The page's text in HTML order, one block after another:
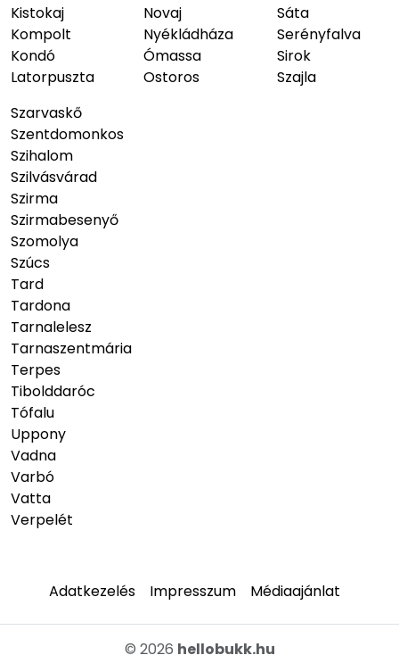
Kistokaj
Kompolt
Kondó
Latorpuszta
Novaj
Nyékládháza
Ómassa
Ostoros
Sáta
Serényfalva
Sirok
Szajla
Szarvaskő
Szentdomonkos
Szihalom
Szilvásvárad
Szirma
Szirmabesenyő
Szomolya
Szúcs
Tard
Tardona
Tarnalelesz
Tarnaszentmária
Terpes
Tibolddaróc
Tófalu
Uppony
Vadna
Varbó
Vatta
Verpelét
Adatkezelés Impresszum Médiaajánlat
© 2026 hellobukk.hu